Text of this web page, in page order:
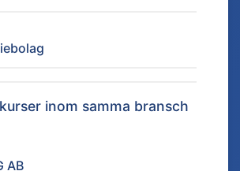
inom samma bransch
AB